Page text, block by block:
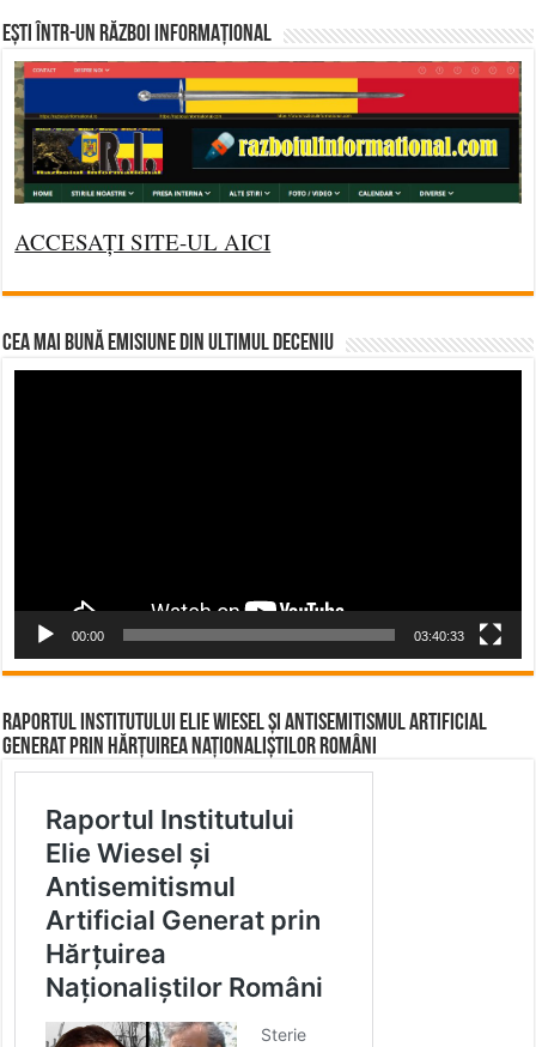
Ești într-un RĂZBOI INFORMAȚIONAL
ACCESAȚI SITE-UL AICI
CEA MAI BUNĂ EMISIUNE DIN ULTIMUL DECENIU
00:00 03:40:33
Raportul Institutului Elie Wiesel și Antisemitismul Artificial
Generat prin Hărțuirea Naționaliștilor Români